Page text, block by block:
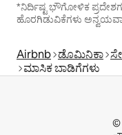
*ನಿರ್ದಿಷ್ಟ ಭೌಗೋಳಿಕ
ಹೊರಗಿಡುವಿಕೆಗಳು
Airbnb ಡೊಮಿನಿಕಾ
ಮಾಸಿಕ ಬಾಡಿಗೆಗಳು
©